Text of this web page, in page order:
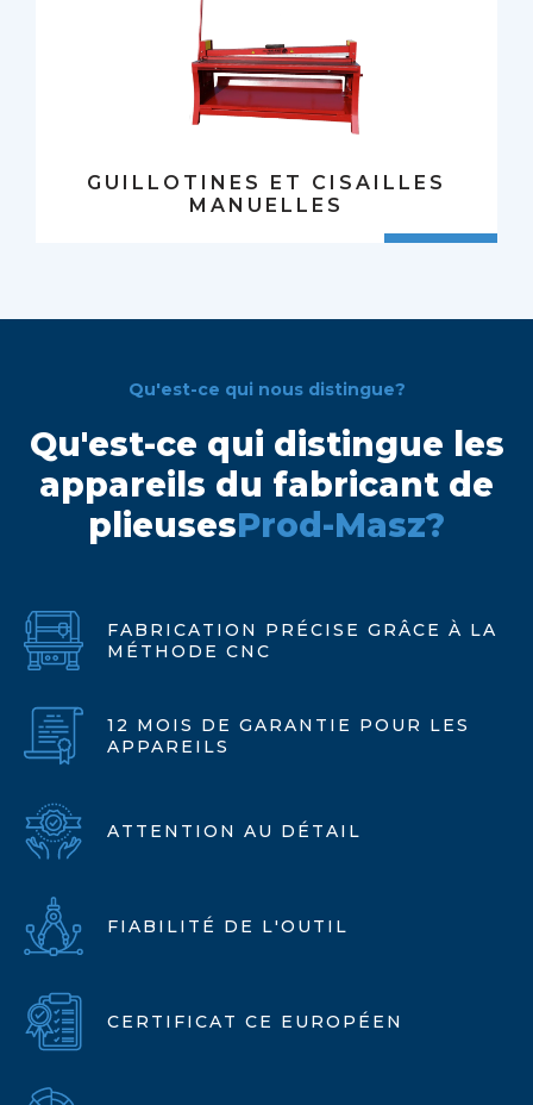
GUILLOTINES ET CISAILLES
MANUELLES
Qu'est-ce qui nous distingue?
Qu'est-ce qui distingue les
appareils du fabricant de
plieusesProd-Masz?
FABRICATION PRÉCISE GRÂCE À LA
MÉTHODE CNC
12 MOIS DE GARANTIE POUR LES
APPAREILS
ATTENTION AU DÉTAIL
FIABILITÉ DE L'OUTIL
CERTIFICAT CE EUROPÉEN